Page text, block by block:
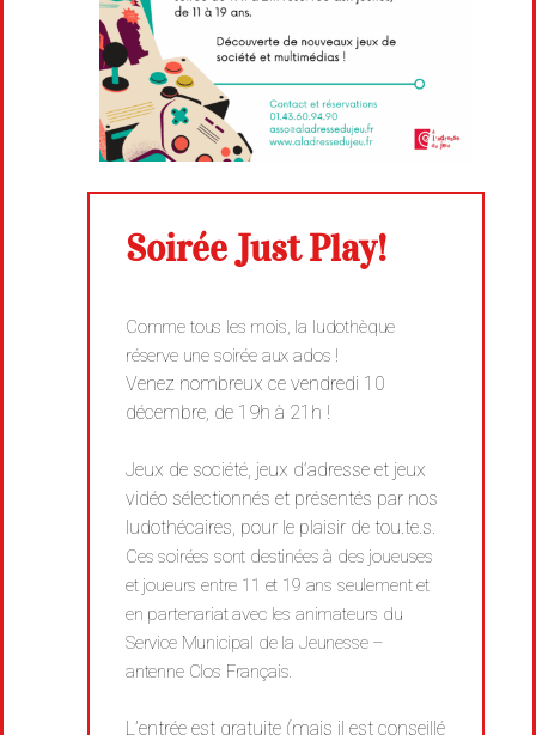
Soirée Just Play!
Comme tous les mois, la ludothèque
réserve une soirée aux ados !
Venez nombreux ce vendredi 10
décembre, de 19h à 21h !
Jeux de société, jeux d’adresse et jeux
vidéo sélectionnés et présentés par nos
ludothécaires, pour le plaisir de tou.te.s.
Ces soirées sont destinées à des joueuses
et joueurs entre 11 et 19 ans seulement et
en partenariat avecles animateurs du
Service Municipal de la Jeunesse –
antenne Clos Français.
L’entrée est gratuite (mais il est conseillé